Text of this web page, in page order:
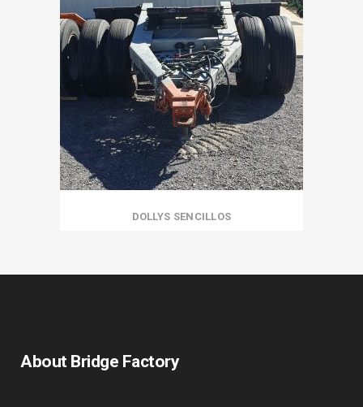
DOLLYS SENCILLOS
About Bridge Factory